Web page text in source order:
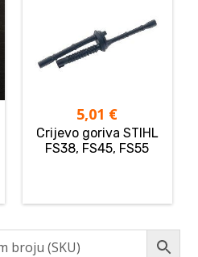
5,01 €
Crijevo goriva STIHL
FS38, FS45, FS55